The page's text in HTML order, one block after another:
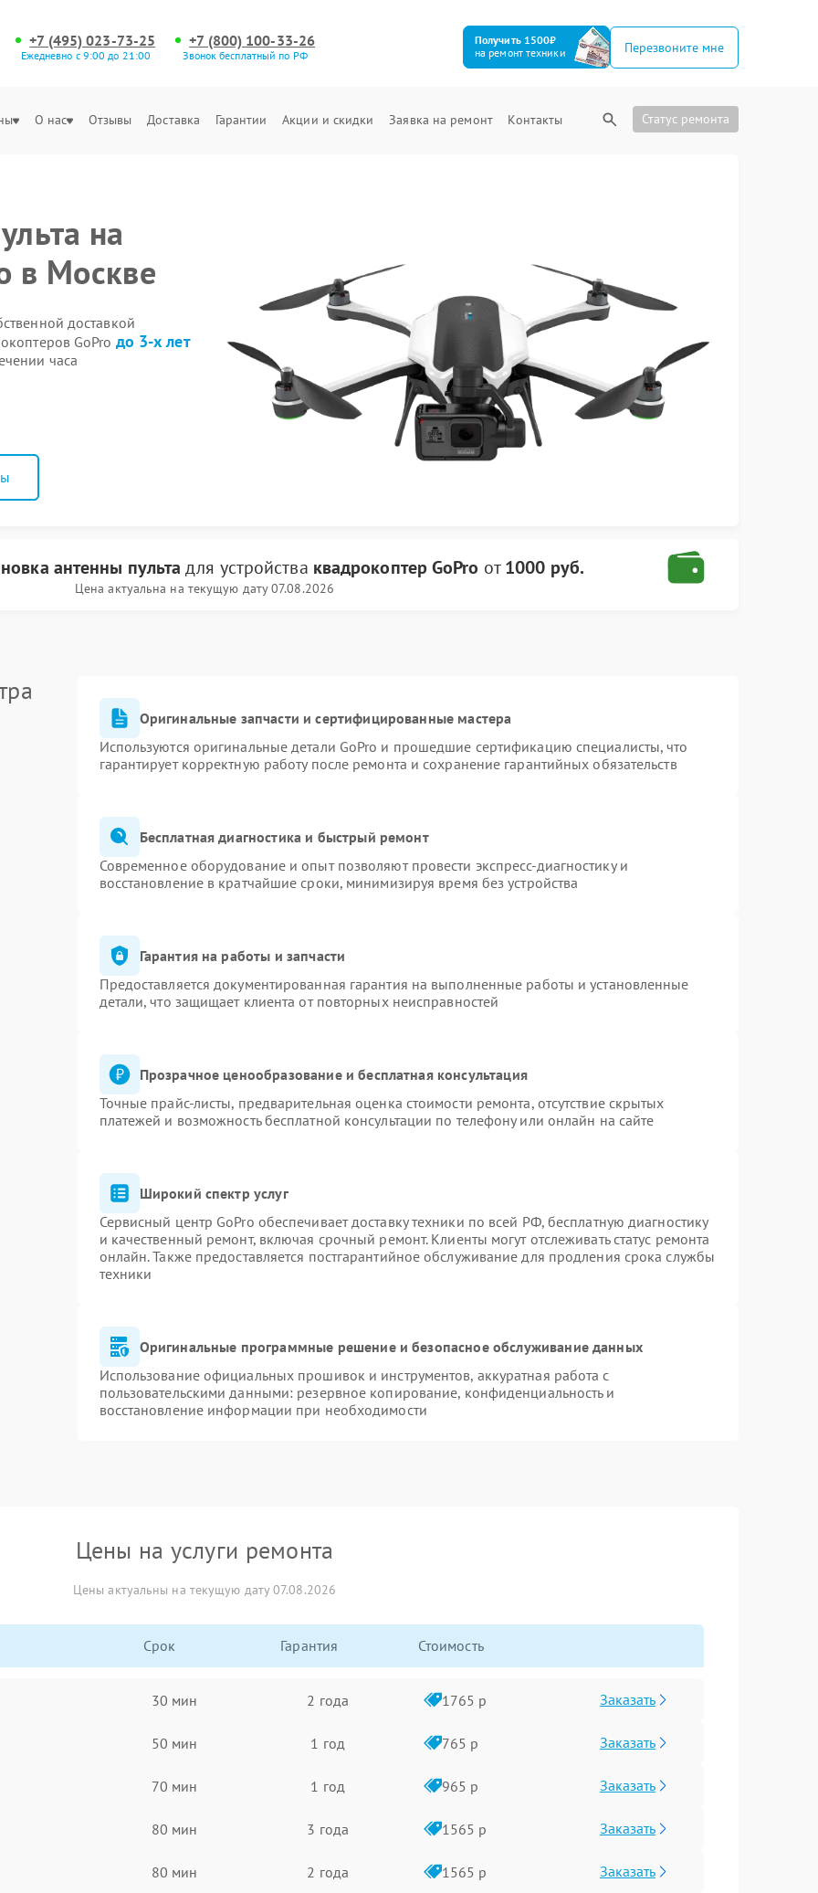
+7 (495) 023-73-25
Ежедневно с 9:00 до 21:00
+7 (800) 100-33-26
Звонок бесплатный по РФ
Получить 1500₽
на ремонт техники
Перезвоните мне
О нас Отзывы Доставка Гарантии Акции и скидки Заявка на ремонт Контакты Статус ремонта
на
в Москве
доставкой
GoPro до 3-х лет
часа
антенны пульта для устройства квадрокоптер GoPro от1000 руб.
Цена актуальна на текущую дату 07.08.2026
Оригинальные запчасти и сертифицированные мастера
Используются оригинальные детали GoPro и прошедшие сертификацию специалисты, что
гарантирует корректную работу после ремонта и сохранение гарантийных обязательств
Бесплатная диагностика и быстрый ремонт
Современное оборудование и опыт позволяют провести экспресс-диагностику и
восстановление в кратчайшие сроки, минимизируя время без устройства
Гарантия на работы и запчасти
Предоставляется документированная гарантия на выполненные работы и установленные
детали, что защищает клиента от повторных неисправностей
Прозрачное ценообразование и бесплатная консультация
Точные прайс-листы, предварительная оценка стоимости ремонта, отсутствие скрытых
платежей и возможность бесплатной консультации по телефону или онлайн на сайте
Широкий спектр услуг
Сервисный центр GoPro обеспечивает доставку техники по всей РФ, бесплатную диагностику
и качественный ремонт, включая срочный ремонт. Клиенты могут отслеживать статус ремонта
онлайн. Также предоставляется постгарантийное обслуживание для продления срока службы
техники
Оригинальные программные решение и безопасное обслуживание данных
Использование официальных прошивок и инструментов, аккуратная работа с
пользовательскими данными: резервное копирование, конфиденциальность и
восстановление информации при необходимости
Цены на услуги ремонта
Цены актуальны на текущую дату 07.08.2026
Срок Гарантия Стоимость
30 мин 2 года 1765 р Заказать
50 мин 1 год 765 р Заказать
70 мин 1 год 965 р Заказать
80 мин 3 года 1565 р Заказать
80 мин 2 года 1565 р Заказать